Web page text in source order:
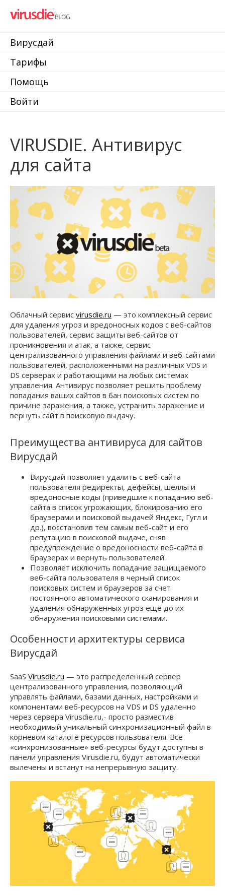
Вирусдай
Тарифы
Помощь
Войти
VIRUSDIE. Антивирус
для сайта
Облачный сервис virusdie.ru — это комплексный сервис
для удаления угроз и вредоносных кодов с веб-сайтов
пользователей, сервис защиты веб-сайтов от
проникновения и атак, а также, сервис
централизованного управления файлами и веб-сайтами
пользователей, расположенными на различных VDS и
DS серверах и работающими на любых системах
управления. Антивирус позволяет решить проблему
попадания ваших сайтов в бан поисковых систем по
причине заражения, а также, устранить заражение и
вернуть сайт в поисковую выдачу.
Преимущества антивируса для сайтов
Вирусдай
Вирусдай позволяет удалить с веб-сайта
пользователя редиректы, дефейсы, шеллы и
вредоносные коды (приведшие к попаданию веб-
сайта в список угрожающих, блокированию его
браузерами и поисковой выдачей Яндекс, Гугл и
др.), восстановив тем самым веб-сайт и его
репутацию в поисковой выдаче, сняв
предупреждение о вредоносности веб-сайта в
браузерах и вернуть пользователей.
Позволяет исключить попадание защищаемого
веб-сайта пользователя в черный список
поисковых систем и браузеров за счет
постоянного автоматического сканирования и
удаления обнаруженных угроз еще до их
обнаружения поисковыми системами.
Особенности архитектуры сервиса
Вирусдай
SaaS Virusdie.ru — это распределенный сервер
централизованного управления, позволяющий
управлять файлами, базами данных, настройками и
компонентами веб-ресурсов на VDS и DS удаленно
через сервера Virusdie.ru,- просто разместив
необходимый уникальный синхронизационный файл в
корневом каталоге ресурсов пользователя. Все
«синхронизованные» веб-ресурсы будут доступны в
панели управления Virusdie.ru, будут автоматически
вылечены и встанут на непрерывную защиту.